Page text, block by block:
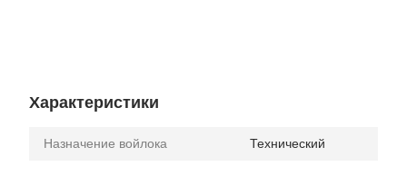
Характеристики
Назначение войлока Технический